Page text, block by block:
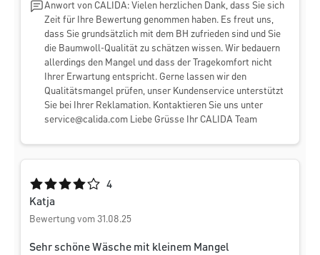
Anwort von CALIDA: Vielen herzlichen Dank, dass Sie sich
Zeit für Ihre Bewertung genommen haben. Es freut uns,
dass Sie grundsätzlich mit dem BH zufrieden sind und Sie
die Baumwoll-Qualität zu schätzen wissen. Wir bedauern
allerdings den Mangel und dass der Tragekomfort nicht
Ihrer Erwartung entspricht. Gerne lassen wir den
Qualitätsmangel prüfen, unser Kundenservice unterstützt
Sie bei Ihrer Reklamation. Kontaktieren Sie uns unter
service@calida.com Liebe Grüsse Ihr CALIDA Team
Durchschnittliche Bewertung von 4 von 5 Sternen
4
Katja
Bewertung vom 31.08.25
Sehr schöne Wäsche mit kleinem Mangel